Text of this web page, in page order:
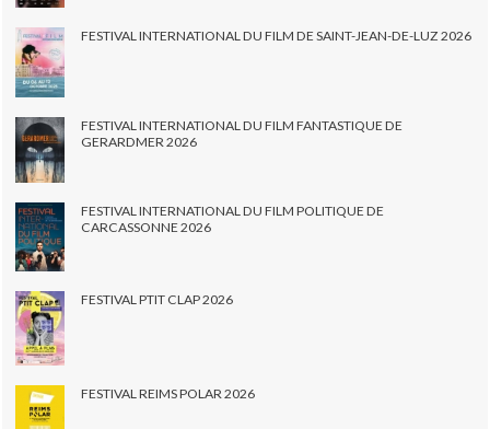
FESTIVAL INTERNATIONAL DU FILM DE SAINT-JEAN-DE-LUZ 2026
FESTIVAL INTERNATIONAL DU FILM FANTASTIQUE DE
GERARDMER 2026
FESTIVAL INTERNATIONAL DU FILM POLITIQUE DE
CARCASSONNE 2026
FESTIVAL PTIT CLAP 2026
FESTIVAL REIMS POLAR 2026